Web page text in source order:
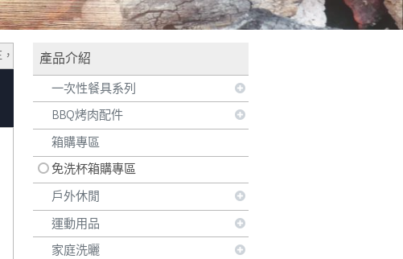
產品介紹
一次性餐具系列
BBQ烤肉配件
箱購專區
免洗杯箱購專區
戶外休閒
運動用品
家庭洗曬
使用官網訂購，也可加入LINE，由專人為您服務